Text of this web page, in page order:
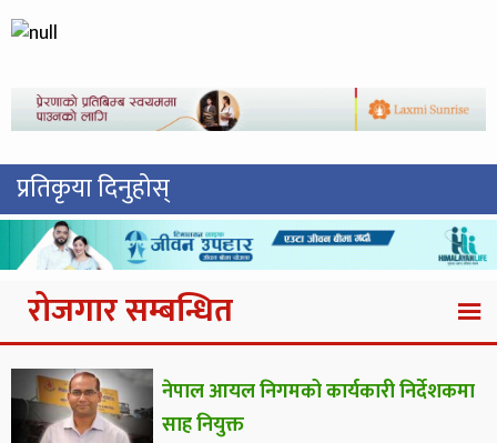
प्रतिकृया दिनुहोस्
रोजगार सम्बन्धित
नेपाल आयल निगमको कार्यकारी निर्देशकमा
साह नियुक्त